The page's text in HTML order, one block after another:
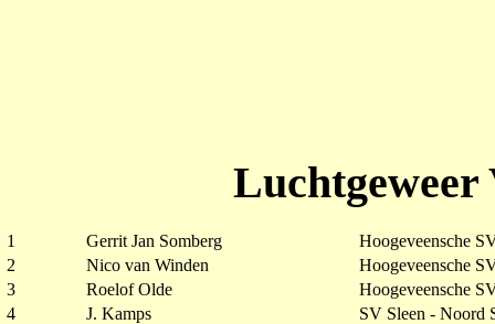
Luchtgeweer
1 Gerrit Jan Somberg
Hoogeveensche
2
Nico van Winden
Hoogeveensche
3
Roelof Olde
Hoogeveensche
4
J. Kamps SV Sleen - Noord